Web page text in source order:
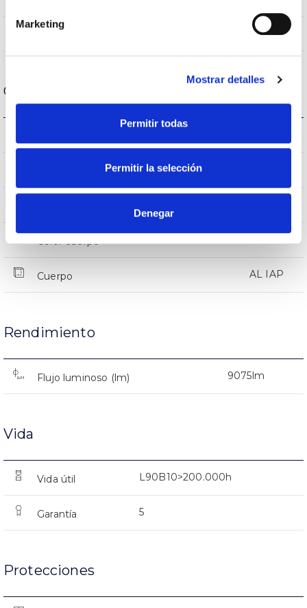
Marketing
Mostrar detalles
Permitir todas
Permitir la selección
Denegar
VA00K0M
Carcasa y Acabado
IP Índice de estanqueidad
Color cuerpo
Cuerpo AL IAP
Rendimiento
Flujo luminoso (lm) 9075lm
Vida
Vida útil L90B10>200.000h
Garantía 5
Protecciones